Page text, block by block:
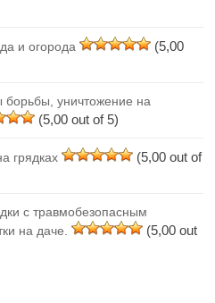
и огорода
(5,00
борьбы, уничтожение на
(5,00 out of 5)
грядках
(5,00 out of
с травмобезопасным
на даче.
(5,00 out